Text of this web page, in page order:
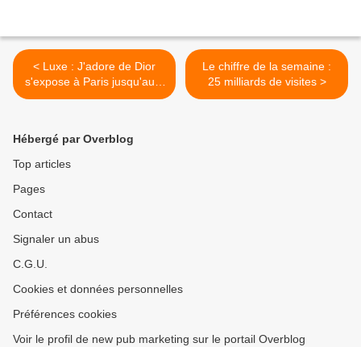
< Luxe : J'adore de Dior
s'expose à Paris jusqu'au 8
octobre 2023
Le chiffre de la semaine :
25 milliards de visites >
Hébergé par Overblog
Top articles
Pages
Contact
Signaler un abus
C.G.U.
Cookies et données personnelles
Préférences cookies
Voir le profil de new pub marketing sur le portail Overblog